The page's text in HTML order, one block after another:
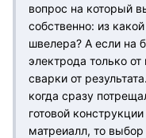
вопрос на который
собственно: из
швелера? А если на
электрода только
сварки от
когда сразу
готовой
матреиалл, то